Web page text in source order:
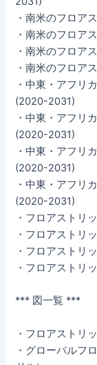
・南米のフロア
・南米のフロア
・南米のフロア
・南米のフロア
・中東・アフリ
(2020-2031)
・中東・アフリ
(2020-2031)
・中東・アフリ
(2020-2031)
・中東・アフリ
(2020-2031)
・フロアストリ
・フロアストリ
・フロアストリ
・フロアストリ
*** 図一覧 ***
・フロアストリ
・グローバルフ